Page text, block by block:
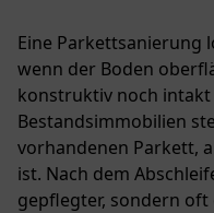
Eine Parkettsanierung
wenn der Boden
konstruktiv noch intakt
Bestandsimmobilien
vorhandenen Parkett,
ist. Nach dem
gepflegter, sondern